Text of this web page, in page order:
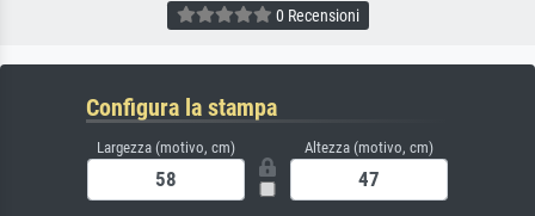
0 Recensioni
Configura la stampa
Largezza (motivo, cm) Altezza (motivo, cm)